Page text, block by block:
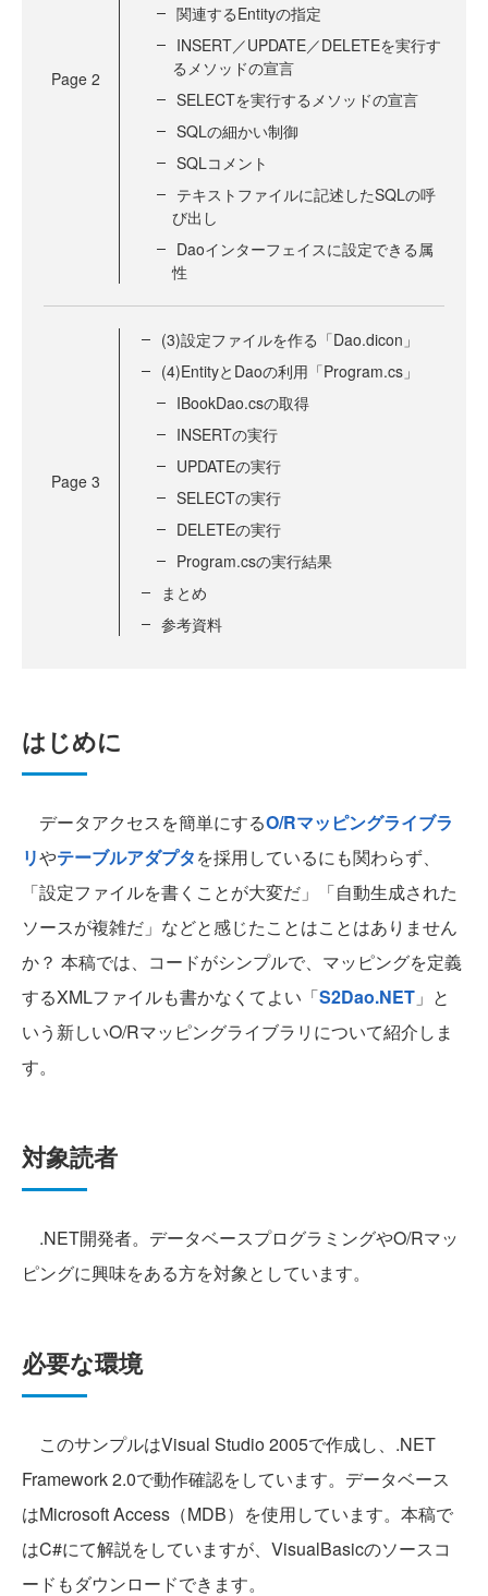
Page 2
関連するEntityの指定
INSERT／UPDATE／DELETEを実行す
るメソッドの宣言
SELECTを実行するメソッドの宣言
SQLの細かい制御
SQLコメント
テキストファイルに記述したSQLの呼
び出し
Daoインターフェイスに設定できる属
性
Page 3
(3)設定ファイルを作る「Dao.dicon」
(4)EntityとDaoの利用「Program.cs」
IBookDao.csの取得
INSERTの実行
UPDATEの実行
SELECTの実行
DELETEの実行
Program.csの実行結果
まとめ
参考資料
はじめに
データアクセスを簡単にするO/Rマッピングライブラ
リやテーブルアダプタを採用しているにも関わらず、
「設定ファイルを書くことが大変だ」「自動生成された
ソースが複雑だ」などと感じたことはことはありません
か？ 本稿では、コードがシンプルで、マッピングを定義
するXMLファイルも書かなくてよい「S2Dao.NET 」と
いう新しいO/Rマッピングライブラリについて紹介しま
す。
対象読者
.NET開発者。データベースプログラミングやO/Rマッ
ピングに興味をある方を対象としています。
必要な環境
このサンプルはVisual Studio 2005で作成し、.NET
Framework 2.0で動作確認をしています。データベース
はMicrosoft Access（MDB）を使用しています。本稿で
はC#にて解説をしていますが、VisualBasicのソースコ
ードもダウンロードできます。